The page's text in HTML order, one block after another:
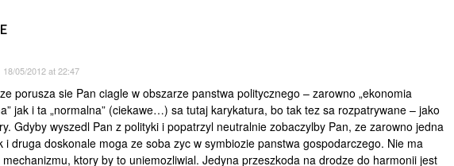
18/05/2012 at 22:47
porusza sie Pan ciagle w obszarze panstwa politycznego – zarowno „ekonomia
jak i ta „normalna” (ciekawe…) sa tutaj karykatura, bo tak tez sa rozpatrywane – jako
Gdyby wyszedl Pan z polityki i popatrzyl neutralnie zobaczylby Pan, ze zarowno jedna
i druga doskonale moga ze soba zyc w symbiozie panstwa gospodarczego. Nie ma
ktory by to uniemozliwial. Jedyna przeszkoda na drodze do harmonii jest